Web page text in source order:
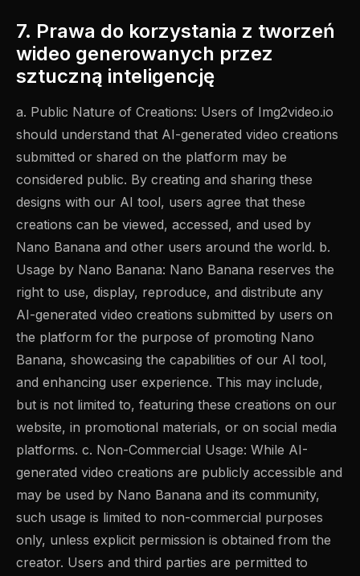
7. Prawa do korzystania z tworzeń
wideo generowanych przez
sztuczną inteligencję
a. Public Nature of Creations: Users of Img2video.io
should understand that AI-generated video creations
submitted or shared on the platform may be
considered public. By creating and sharing these
designs with our AI tool, users agree that these
creations can be viewed, accessed, and used by
Nano Banana and other users around the world. b.
Usage by Nano Banana: Nano Banana reserves the
right to use, display, reproduce, and distribute any
AI-generated video creations submitted by users on
the platform for the purpose of promoting Nano
Banana, showcasing the capabilities of our AI tool,
and enhancing user experience. This may include,
but is not limited to, featuring these creations on our
website, in promotional materials, or on social media
platforms. c. Non-Commercial Usage: While AI-
generated video creations are publicly accessible and
may be used by Nano Banana and its community,
such usage is limited to non-commercial purposes
only, unless explicit permission is obtained from the
creator. Users and third parties are permitted to